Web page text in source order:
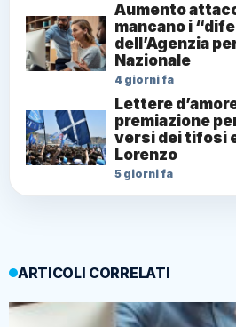
Aumento
mancano i
dell’Agenzia
Nazionale
4 giorni fa
Lettere
premiazione
versi dei tifosi
Lorenzo
5 giorni fa
ARTICOLI CORRELATI